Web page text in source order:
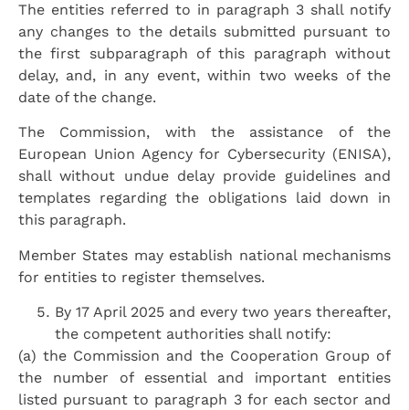
The entities referred to in paragraph 3 shall notify
any changes to the details submitted pursuant to
the first subparagraph of this paragraph without
delay, and, in any event, within two weeks of the
date of the change.
The Commission, with the assistance of the
European Union Agency for Cybersecurity (ENISA),
shall without undue delay provide guidelines and
templates regarding the obligations laid down in
this paragraph.
Member States may establish national mechanisms
for entities to register themselves.
By 17 April 2025 and every two years thereafter,
the competent authorities shall notify:
(a) the Commission and the Cooperation Group of
the number of essential and important entities
listed pursuant to paragraph 3 for each sector and